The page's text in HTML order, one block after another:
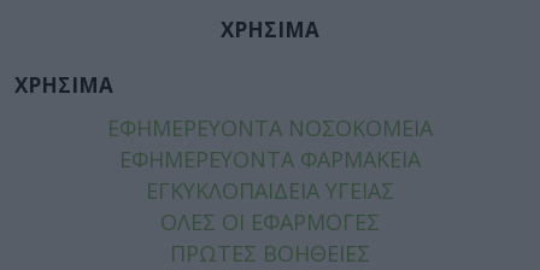
ΧΡΗΣΙΜΑ
ΧΡΗΣΙΜΑ
ΕΦΗΜΕΡΕΥΟΝΤΑ ΝΟΣΟΚΟΜΕΙΑ
ΕΦΗΜΕΡΕΥΟΝΤΑ ΦΑΡΜΑΚΕΙΑ
ΕΓΚΥΚΛΟΠΑΙΔΕΙΑ ΥΓΕΙΑΣ
ΟΛΕΣ ΟΙ ΕΦΑΡΜΟΓΕΣ
ΠΡΩΤΕΣ ΒΟΗΘΕΙΕΣ